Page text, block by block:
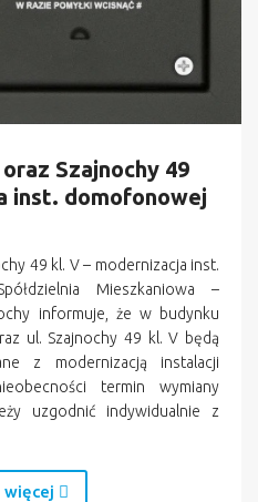
Szajnochy 49
inst. domofonowej
49 kl. V – modernizacja inst.
Mieszkaniowa –
informuje, że w budynku
ul. Szajnochy 49 kl. V będą
z modernizacją instalacji
termin wymiany
uzgodnić indywidualnie z
więcej